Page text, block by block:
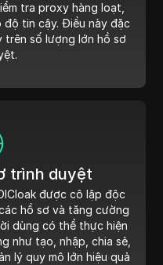
tra proxy hàng loạt,
độ tin cậy. Điều này đặc
trên số lượng lớn hồ sơ
trình duyệt
được cô lập độc
hồ sơ và tăng cường
dùng có thể thực hiện
như tạo, nhập, chia sẻ,
lý quy mô lớn hiệu quả